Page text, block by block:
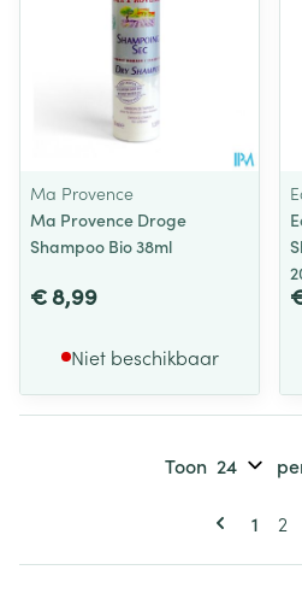
Ma Provence
Ma Provence Droge
Shampoo Bio 38ml
€ 8,99
Niet beschikbaar
U
1 2
Toon